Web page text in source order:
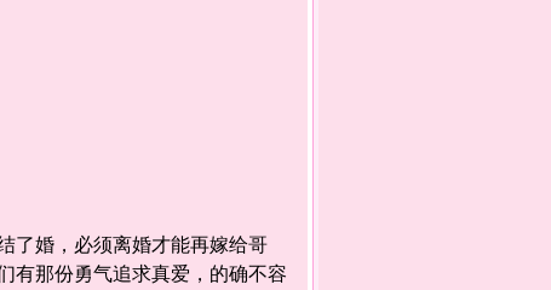
婚，必须离婚才能再嫁给哥
有那份勇气追求真爱，的确不容